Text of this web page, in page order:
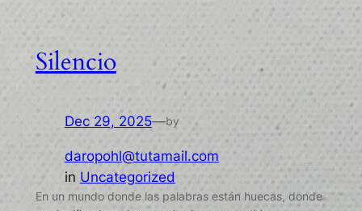
Silencio
Dec 29, 2025—by
daropohl@tutamail.com
in Uncategorized
En un mundo donde las palabras están huecas, donde